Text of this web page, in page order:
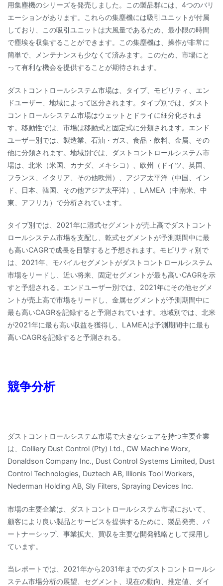
用集塵機のシリーズを発売しました。この製品群には、4つのバリ
エーションがあります。これらの集塵機には吸引ユニットが付属
しており、この吸引ユニットは大風量であるため、最小限の時間
で塵埃を収集することができます。この集塵機は、操作が非常に
簡単で、メンテナンスも少なくて済みます。このため、市場にと
って有利な機会を提供することが期待されます。
ダストコントロールシステム市場は、タイプ、モビリティ、エン
ドユーザー、地域によって区分されます。タイプ別では、ダスト
コントロールシステム市場はウェットとドライに細分化されま
す。移動性では、市場は移動式と固定式に分類されます。エンド
ユーザー別では、製造業、石油・ガス、食品・飲料、金属、その
他に分類されます。地域別では、ダストコントロールシステム市
場は、北米（米国、カナダ、メキシコ）、欧州（ドイツ、英国、
フランス、イタリア、その他欧州）、アジア太平洋（中国、イン
ド、日本、韓国、その他アジア太平洋）、LAMEA（中南米、中
東、アフリカ）で分析されています。
タイプ別では、2021年に湿式セグメントが売上高でダストコント
ロールシステム市場を支配し、乾式セグメントが予測期間中に最
も高いCAGRで成長を目撃すると予想されます。モビリティ別で
は、2021年、モバイルセグメントがダストコントロールシステム
市場をリードし、近い将来、固定セグメントが最も高いCAGRを示
すと予想される。エンドユーザー別では、2021年にその他セグメ
ントが売上高で市場をリードし、金属セグメントが予測期間中に
最も高いCAGRを記録すると予測されています。地域別では、北米
が2021年に最も高い収益を獲得し、LAMEAは予測期間中に最も
高いCAGRを記録すると予測される。
競争分析
ダストコントロールシステム市場で大きなシェアを持つ主要企業
は、Colliery Dust Control (Pty) Ltd., CW Machine Worx,
Donaldson Company Inc., Dust Control Systems Limited, Dust
Control Technologies, Duztech AB, Illionis Tool Workers,
Nederman Holding AB, Sly Filters, Spraying Devices Inc.
市場の主要企業は、ダストコントロールシステム市場において、
顧客により良い製品とサービスを提供するために、製品発売、パ
ートナーシップ、事業拡大、買収を主要な開発戦略として採用し
ています。
当レポートでは、2021年から2031年までのダストコントロールシ
ステム市場分析の展望、セグメント、現在の動向、推定値、ダイ